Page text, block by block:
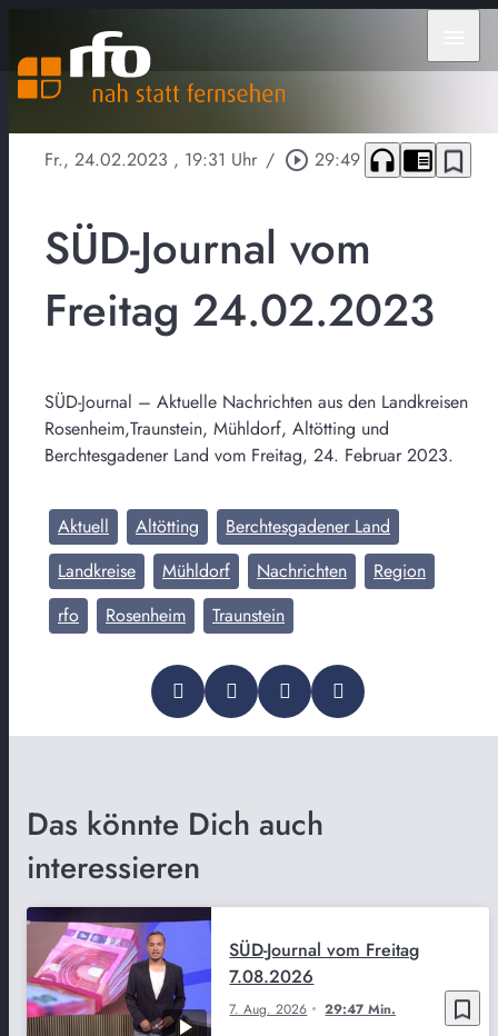
Fr., 24.02.2023 , 19:31 Uhr / play_circle_outline 29:49 headphones chrome_reader_mode bookmark_border
SÜD-Journal vom
Freitag 24.02.2023
SÜD-Journal – Aktuelle Nachrichten aus den Landkreisen
Rosenheim,Traunstein, Mühldorf, Altötting und
Berchtesgadener Land vom Freitag, 24. Februar 2023.
Aktuell Altötting
Berchtesgadener Land
Landkreise
Mühldorf Nachrichten
Region
rfo
Rosenheim Traunstein
Das könnte Dich auch
interessieren
bookmark_border
7. Aug. 2026 29:47 Min.
SÜD-Journal vom Freitag
7.08.2026